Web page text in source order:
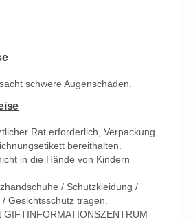
schwere Augenschäden.
Rat erforderlich, Verpackung
bereithalten.
in die Hände von Kindern
/ Schutzkleidung /
Gesichtsschutz tragen.
GIFTINFORMATIONSZENTRUM